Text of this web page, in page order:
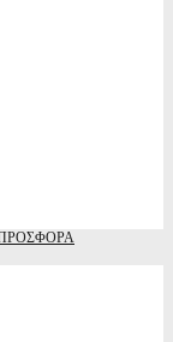
ΠΡΟΣΦΟΡΑ